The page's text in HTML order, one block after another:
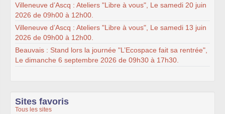
Villeneuve d’Ascq : Ateliers "Libre à vous", Le samedi 20 juin
2026 de 09h00 à 12h00.
Villeneuve d’Ascq : Ateliers "Libre à vous", Le samedi 13 juin
2026 de 09h00 à 12h00.
Beauvais : Stand lors la journée "L’Ecospace fait sa rentrée",
Le dimanche 6 septembre 2026 de 09h30 à 17h30.
Sites favoris
Tous les sites